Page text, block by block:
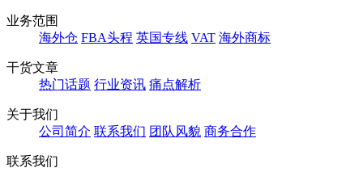
业务范围
海外仓 FBA头程 英国专线 VAT 海外商标
干货文章
热门话题 行业资讯 痛点解析
关于我们
公司简介 联系我们 团队风貌 商务合作
联系我们